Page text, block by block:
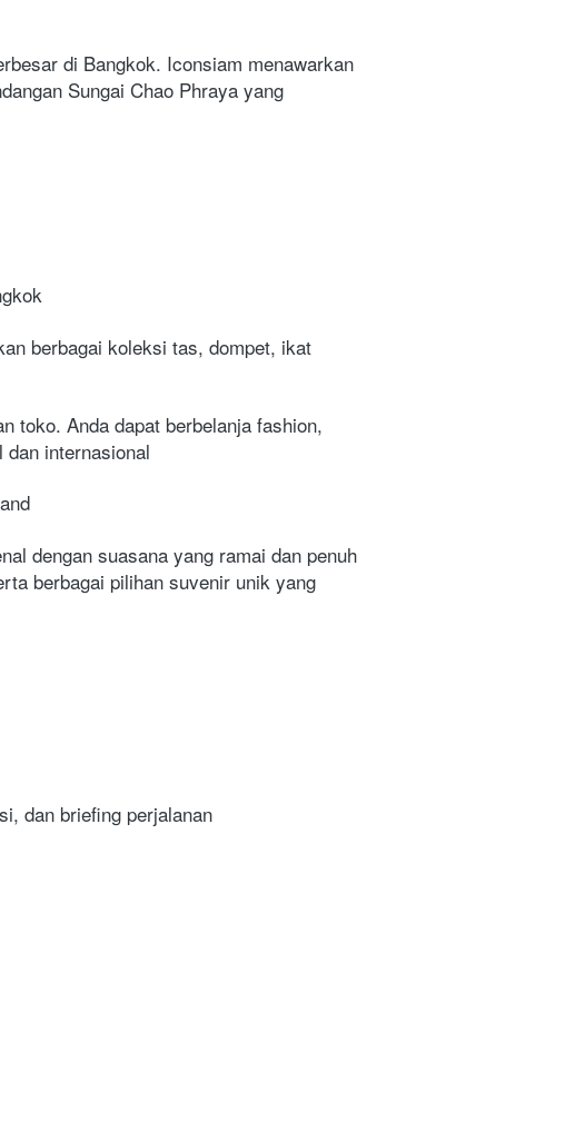
di Bangkok. Iconsiam menawarkan
Sungai Chao Phraya yang
berbagai koleksi tas, dompet, ikat
toko. Anda dapat berbelanja fashion,
internasional
dengan suasana yang ramai dan penuh
berbagai pilihan suvenir unik yang
dan briefing perjalanan